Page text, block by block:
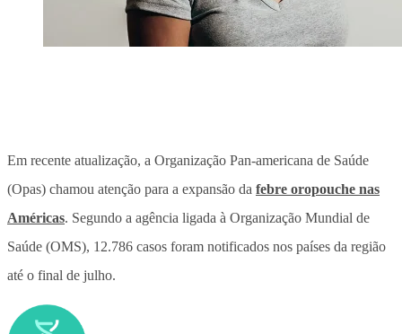
Em recente atualização, a Organização Pan-americana de Saúde
(Opas) chamou atenção para a expansão da febre oropouche nas
Américas. Segundo a agência ligada à Organização Mundial de
Saúde (OMS), 12.786 casos foram notificados nos países da região
até o final de julho.